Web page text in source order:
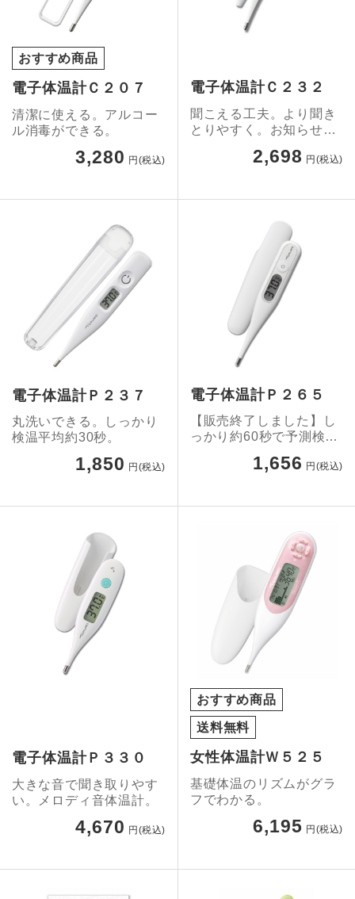
おすすめ商品
電子体温計Ｃ２０７
清潔に使える。アルコー
ル消毒ができる。
3,280 円(税込)
電子体温計Ｃ２３２
聞こえる工夫。より聞き
とりやすく。お知らせ音
2,698 円(税込)
電子体温計Ｐ２３７
丸洗いできる。しっかり
検温平均約30秒。
1,850 円(税込)
電子体温計Ｐ２６５
【販売終了しました】し
っかり約60秒で予測検
1,656 円(税込)
電子体温計Ｐ３３０
大きな音で聞き取りやす
い。メロディ音体温計。
4,670 円(税込)
おすすめ商品
送料無料
女性体温計Ｗ５２５
基礎体温のリズムがグラ
フでわかる。
6,195 円(税込)